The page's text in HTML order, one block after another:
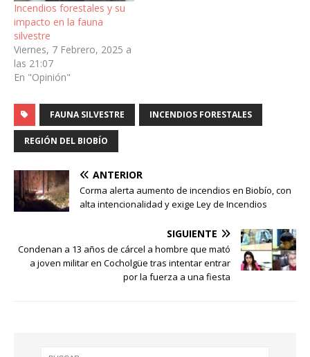
Incendios forestales y su
impacto en la fauna
silvestre
Viernes, 7 Febrero, 2025 a
las 21:07
En "Opinión"
FAUNA SILVESTRE INCENDIOS FORESTALES
REGIÓN DEL BIOBÍO
ANTERIOR
Corma alerta aumento de incendios en Biobío, con
alta intencionalidad y exige Ley de Incendios
SIGUIENTE
Condenan a 13 años de cárcel a hombre que mató
a joven militar en Cocholgüe tras intentar entrar
por la fuerza a una fiesta